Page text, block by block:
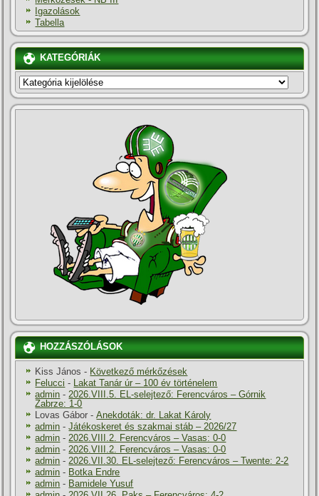
Igazolások
Tabella
KATEGÓRIÁK
KATEGÓRIÁK
HOZZÁSZÓLÁSOK
Kiss János - Következő mérkőzések
Felucci - Lakat Tanár úr – 100 év történelem
admin - 2026.VIII.5. EL-selejtező: Ferencváros – Górnik
Zabrze: 1-0
Lovas Gábor -Anekdoták: dr. Lakat Károly
admin -Játékoskeret és szakmai stáb – 2026/27
admin - 2026.VIII.2. Ferencváros – Vasas: 0-0
admin - 2026.VIII.2. Ferencváros – Vasas: 0-0
admin - 2026.VII.30. EL-selejtező: Ferencváros – Twente: 2-2
admin - Botka Endre
admin - Bamidele Yusuf